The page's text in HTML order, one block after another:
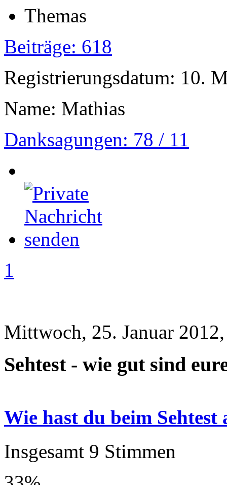
Beiträge: 618
Registrierungsdatum: 10.
Name: Mathias
Danksagungen: 78 / 11
1
Mittwoch, 25. Januar
Sehtest - wie gut sind
Wie hast du beim Sehtest
Insgesamt 9 Stimmen